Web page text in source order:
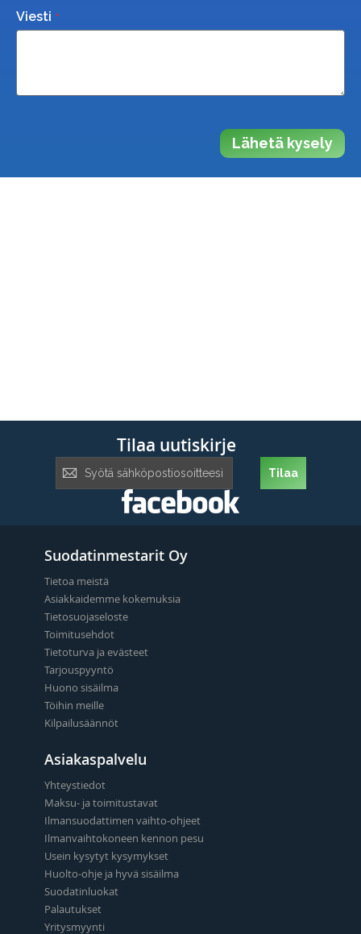
Viesti
Lähetä kysely
Tilaa uutiskirje
uutiskirje:
Tilaa
Suodatinmestarit Oy
Tietoa meistä
Asiakkaidemme kokemuksia
Tietosuojaseloste
Toimitusehdot
Tietoturva ja evästeet
Tarjouspyyntö
Huono sisäilma
Töihin meille
Kilpailusäännöt
Asiakaspalvelu
Yhteystiedot
Maksu- ja toimitustavat
Ilmansuodattimen vaihto-ohjeet
Ilmanvaihtokoneen kennon pesu
Usein kysytyt kysymykset
Huolto-ohje ja hyvä sisäilma
Suodatinluokat
Palautukset
Yritysmyynti